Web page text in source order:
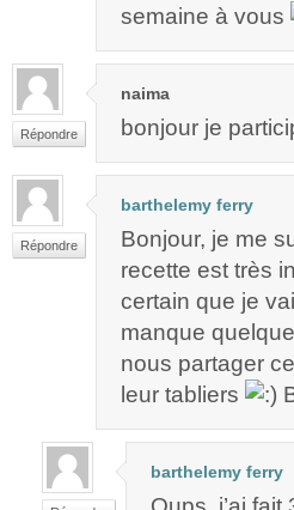
semaine à vous
Répondre
naima
bonjour je
Répondre
barthelemy ferry
Bonjour, je me
recette est très
certain que je
manque
nous partager
leur tabliers
barthelemy ferry